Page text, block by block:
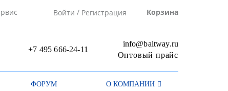
Войти / Регистрация Корзина
+7 495 666-24-11
info@baltway.ru
Оптовый прайс
ФОРУМ О КОМПАНИИ